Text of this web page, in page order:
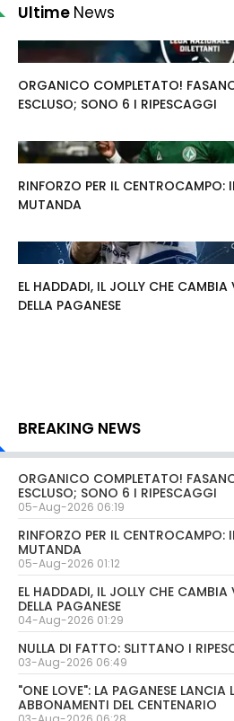
Ultime News
ORGANICO COMPLETATO!
ESCLUSO; SONO 6 I RIPESCAGGI
RINFORZO PER IL CENTROCAMPO:
MUTANDA
EL HADDADI, IL JOLLY CHE
DELLA PAGANESE
BREAKING NEWS
ORGANICO COMPLETATO!
ESCLUSO; SONO 6 I RIPESCAGGI
05-Aug-2026 06:19
RINFORZO PER IL CENTROCAMPO:
MUTANDA
05-Aug-2026 01:12
EL HADDADI, IL JOLLY CHE
DELLA PAGANESE
04-Aug-2026 01:29
NULLA DI FATTO: SLITTANO I
03-Aug-2026 06:49
"ONE LOVE": LA PAGANESE
ABBONAMENTI DEL CENTENARIO